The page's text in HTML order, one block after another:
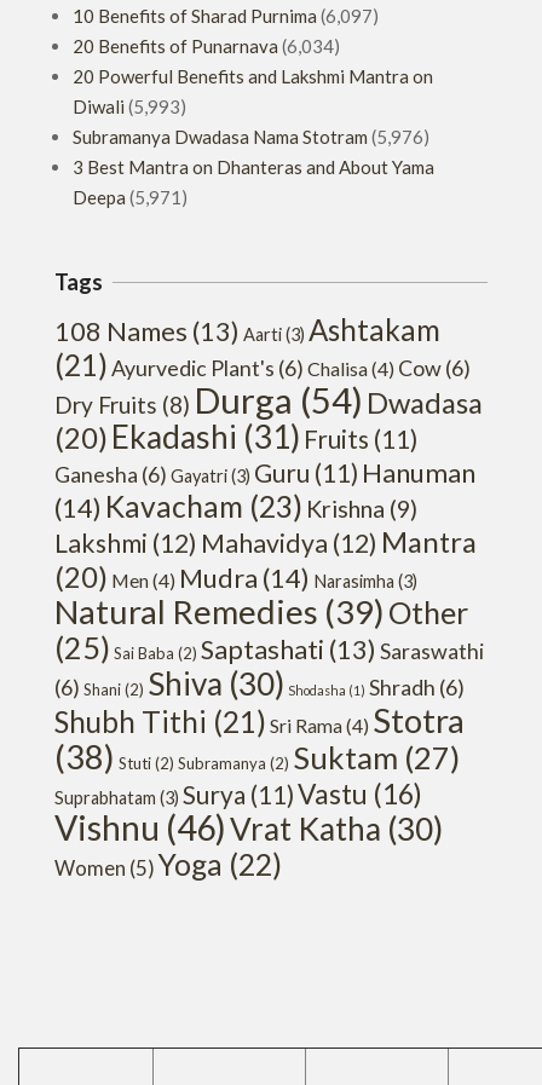
10 Benefits of Sharad Purnima (6,097)
20 Benefits of Punarnava (6,034)
20 Powerful Benefits and Lakshmi Mantra on
Diwali (5,993)
Subramanya Dwadasa Nama Stotram (5,976)
3 Best Mantra on Dhanteras and About Yama
Deepa (5,971)
Tags
108 Names (13) Aarti(3) Ashtakam
(21)Ayurvedic Plant's (6) Chalisa(4) Cow(6)
Dry Fruits (8) Durga (54) Dwadasa
(20) Ekadashi (31) Fruits (11)
Ganesha (6) Gayatri(3) Guru (11) Hanuman
(14) Kavacham (23) Krishna (9)
Lakshmi (12) Mahavidya (12) Mantra
(20) Men(4) Mudra (14) Narasimha (3)
Natural Remedies (39) Other
(25) Sai Baba (2) Saptashati (13) Saraswathi
(6) Shani(2) Shiva (30) Shodasha (1) Shradh (6)
Shubh Tithi (21) Sri Rama(4) Stotra
(38) Stuti(2) Subramanya (2) Suktam (27)
Suprabhatam (3) Surya (11)Vastu (16)
Vishnu (46)Vrat Katha (30)
Women (5)Yoga (22)